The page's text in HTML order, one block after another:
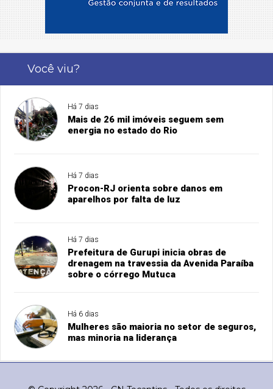
Você viu?
Há 7 dias
Mais de 26 mil imóveis seguem sem
energia no estado do Rio
Há 7 dias
Procon-RJ orienta sobre danos em
aparelhos por falta de luz
Há 7 dias
Prefeitura de Gurupi inicia obras de
drenagem na travessia da Avenida Paraíba
sobre o córrego Mutuca
Há 6 dias
Mulheres são maioria no setor de seguros,
mas minoria na liderança